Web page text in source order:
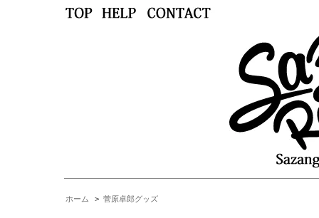
ホーム > 菅原卓郎グッズ